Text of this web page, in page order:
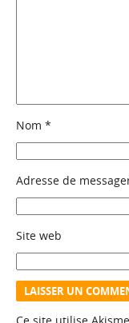
Nom *
Adresse de
Site web
Ce site utilise